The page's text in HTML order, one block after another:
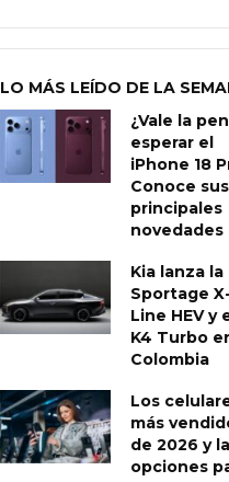
LO MÁS LEÍDO DE LA
¿Vale la
esperar el
iPhone 18
Conoce
principales
novedades
Kia lanza la
Sportage X-
Line HEV y
K4 Turbo
Colombia
Los
más
de 2026 y
opciones